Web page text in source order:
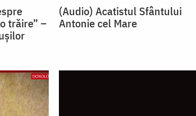
trăire” –
(Audio) Acatistul Sfântului
Antonie cel Mare